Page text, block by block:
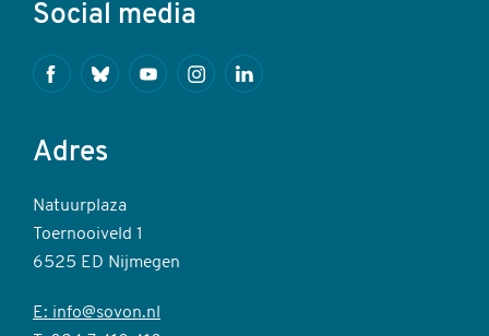
Social media
FacebookBlueskyYoutubeInstagramLinkedin
Adres
Natuurplaza
Toernooiveld 1
6525 ED Nijmegen
E: info@sovon.nl